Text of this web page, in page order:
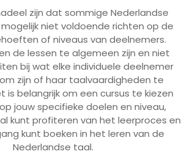
zijn dat sommige Nederlandse
niet voldoende richten op de
of niveaus van deelnemers.
de lessen te algemeen zijn en niet
bij wat elke individuele deelnemer
zijn of haar taalvaardigheden te
is belangrijk om een cursus te kiezen
jouw specifieke doelen en niveau,
kunt profiteren van het leerproces en
kunt boeken in het leren van de
Nederlandse taal.